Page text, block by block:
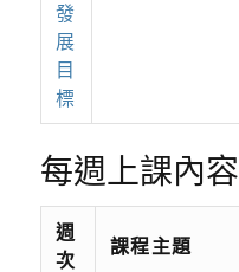
發
展
目
標
每週上課內容
週
次
課程主題